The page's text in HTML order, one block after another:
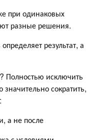
при одинаковых
разные решения.
результат, а
Полностью исключить
сократить,
а не после